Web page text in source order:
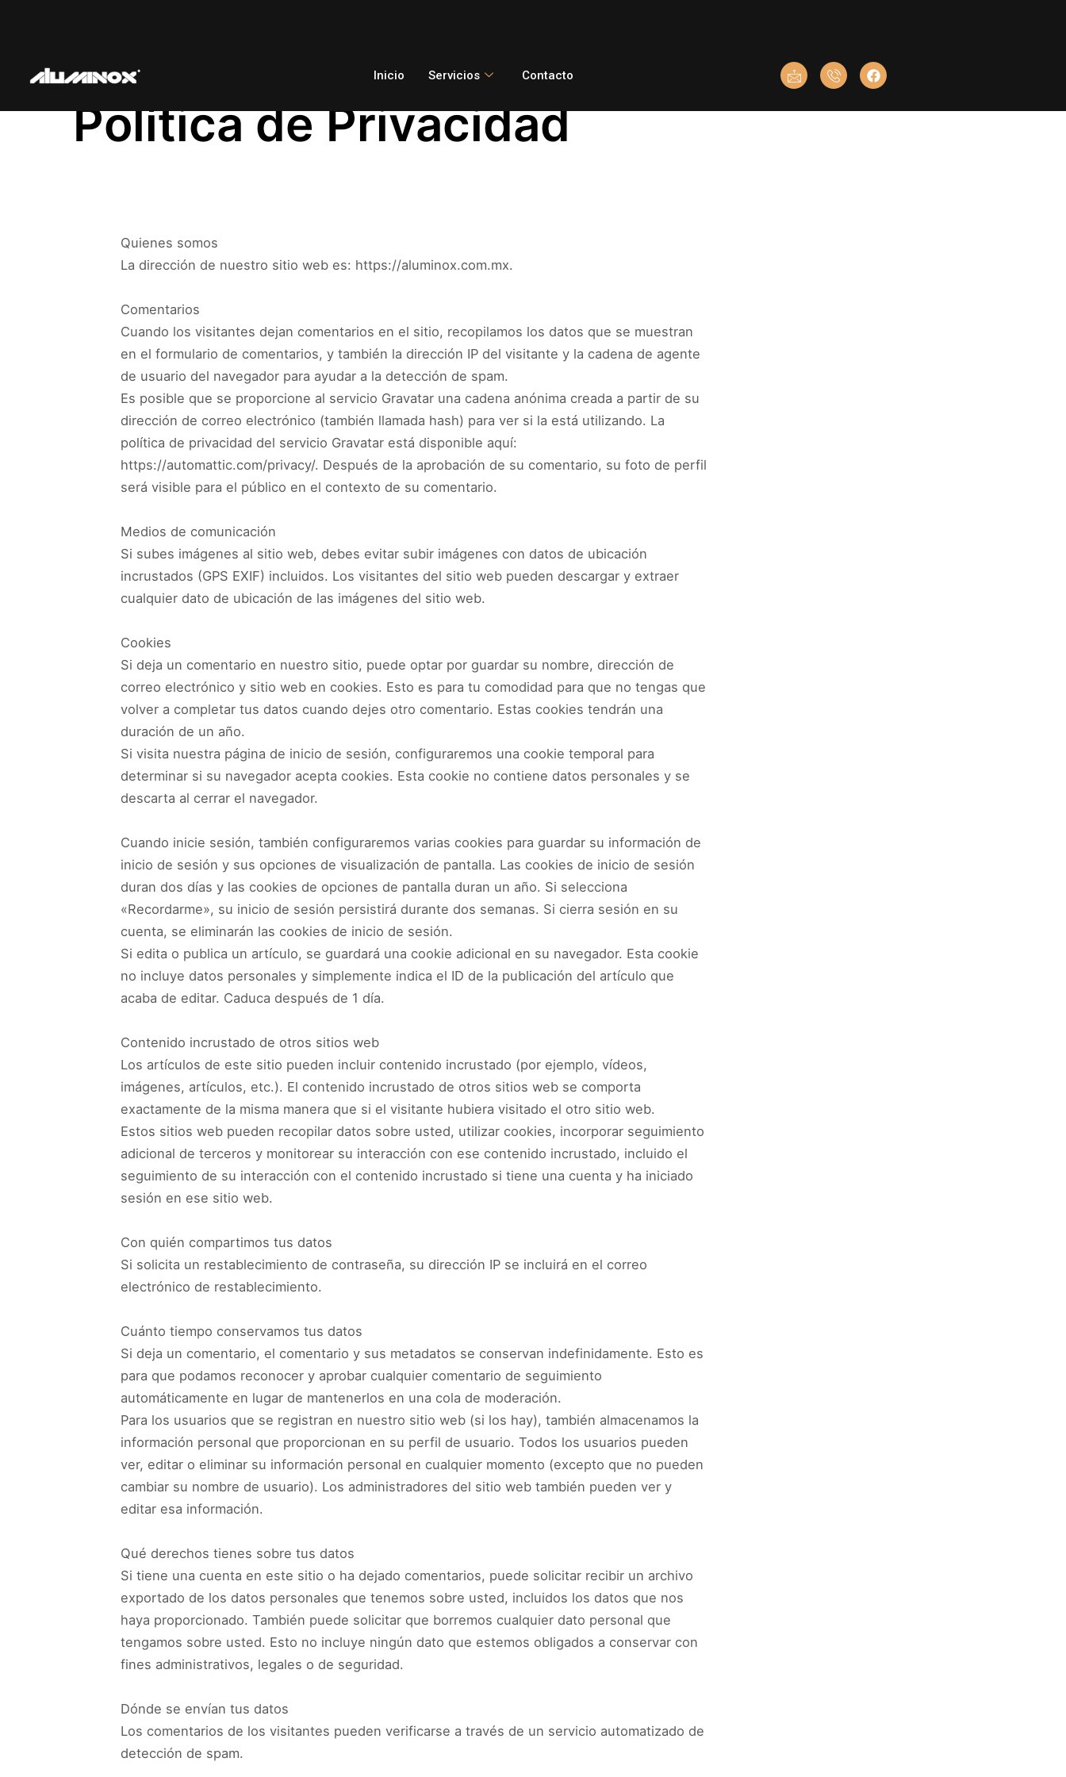
Inicio Servicios Contacto
Política de Privacidad
Quienes somos
La dirección de nuestro sitio web es: https://aluminox.com.mx.
Comentarios
Cuando los visitantes dejan comentarios en el sitio, recopilamos los datos que se muestran
en el formulario de comentarios, y también la dirección IP del visitante y la cadena de agente
de usuario del navegador para ayudar a la detección de spam.
Es posible que se proporcione al servicio Gravatar una cadena anónima creada a partir de su
dirección de correo electrónico (también llamada hash) para ver si la está utilizando. La
política de privacidad del servicio Gravatar está disponible aquí:
https://automattic.com/privacy/. Después de la aprobación de su comentario, su foto de perfil
será visible para el público en el contexto de su comentario.
Medios de comunicación
Si subes imágenes al sitio web, debes evitar subir imágenes con datos de ubicación
incrustados (GPS EXIF) incluidos. Los visitantes del sitio web pueden descargar y extraer
cualquier dato de ubicación de las imágenes del sitio web.
Cookies
Si deja un comentario en nuestro sitio, puede optar por guardar su nombre, dirección de
correo electrónico y sitio web en cookies. Esto es para tu comodidad para que no tengas que
volver a completar tus datos cuando dejes otro comentario. Estas cookies tendrán una
duración de un año.
Si visita nuestra página de inicio de sesión, configuraremos una cookie temporal para
determinar si su navegador acepta cookies. Esta cookie no contiene datos personales y se
descarta al cerrar el navegador.
Cuando inicie sesión, también configuraremos varias cookies para guardar su información de
inicio de sesión y sus opciones de visualización de pantalla. Las cookies de inicio de sesión
duran dos días y las cookies de opciones de pantalla duran un año. Si selecciona
«Recordarme», su inicio de sesión persistirá durante dos semanas. Si cierra sesión en su
cuenta, se eliminarán las cookies de inicio de sesión.
Si edita o publica un artículo, se guardará una cookie adicional en su navegador. Esta cookie
no incluye datos personales y simplemente indica el ID de la publicación del artículo que
acaba de editar. Caduca después de 1 día.
Contenido incrustado de otros sitios web
Los artículos de este sitio pueden incluir contenido incrustado (por ejemplo, vídeos,
imágenes, artículos, etc.). El contenido incrustado de otros sitios web se comporta
exactamente de la misma manera que si el visitante hubiera visitado el otro sitio web.
Estos sitios web pueden recopilar datos sobre usted, utilizar cookies, incorporar seguimiento
adicional de terceros y monitorear su interacción con ese contenido incrustado, incluido el
seguimiento de su interacción con el contenido incrustado si tiene una cuenta y ha iniciado
sesión en ese sitio web.
Con quién compartimos tus datos
Si solicita un restablecimiento de contraseña, su dirección IP se incluirá en el correo
electrónico de restablecimiento.
Cuánto tiempo conservamos tus datos
Si deja un comentario, el comentario y sus metadatos se conservan indefinidamente. Esto es
para que podamos reconocer y aprobar cualquier comentario de seguimiento
automáticamente en lugar de mantenerlos en una cola de moderación.
Para los usuarios que se registran en nuestro sitio web (si los hay), también almacenamos la
información personal que proporcionan en su perfil de usuario. Todos los usuarios pueden
ver, editar o eliminar su información personal en cualquier momento (excepto que no pueden
cambiar su nombre de usuario). Los administradores del sitio web también pueden ver y
editar esa información.
Qué derechos tienes sobre tus datos
Si tiene una cuenta en este sitio o ha dejado comentarios, puede solicitar recibir un archivo
exportado de los datos personales que tenemos sobre usted, incluidos los datos que nos
haya proporcionado. También puede solicitar que borremos cualquier dato personal que
tengamos sobre usted. Esto no incluye ningún dato que estemos obligados a conservar con
fines administrativos, legales o de seguridad.
Dónde se envían tus datos
Los comentarios de los visitantes pueden verificarse a través de un servicio automatizado de
detección de spam.